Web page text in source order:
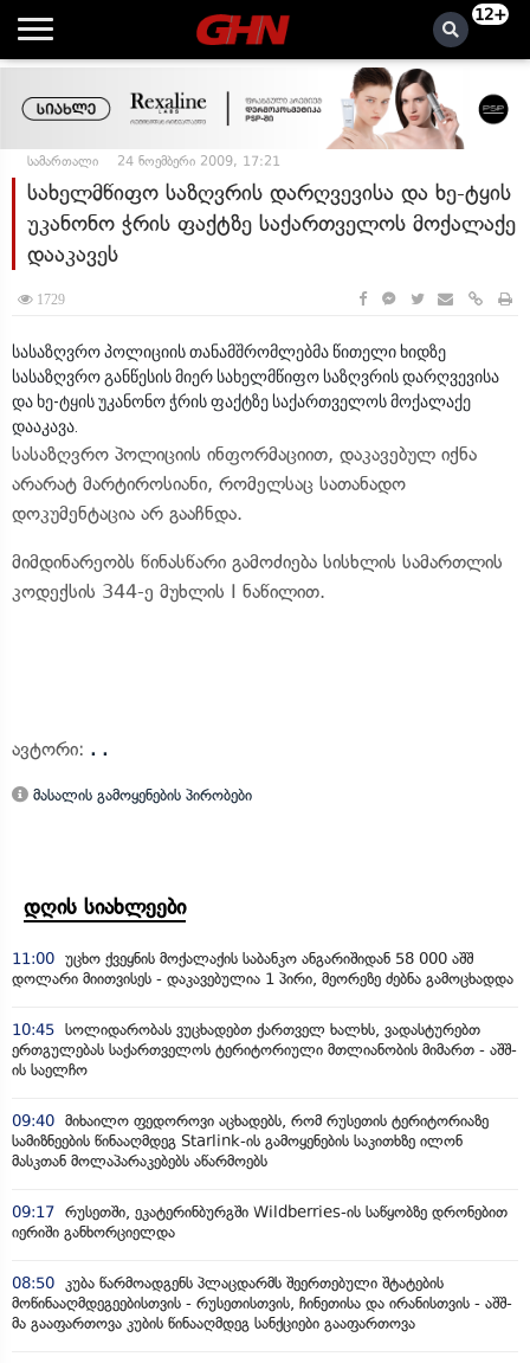
12+
სამართალი 24 ნოემბერი 2009, 17:21
სახელმწიფო საზღვრის დარღვევისა და ხე-ტყის
უკანონო ჭრის ფაქტზე საქართველოს მოქალაქე
დააკავეს
1729
სასაზღვრო პოლიციის თანამშრომლებმა წითელი ხიდზე
სასაზღვრო განწესის მიერ სახელმწიფო საზღვრის დარღვევისა
და ხე-ტყის უკანონო ჭრის ფაქტზე საქართველოს მოქალაქე
დააკავა.
სასაზღვრო პოლიციის ინფორმაციით, დაკავებულ იქნა
არარატ მარტიროსიანი, რომელსაც სათანადო
დოკუმენტაცია არ გააჩნდა.
მიმდინარეობს წინასწარი გამოძიება სისხლის სამართლის
კოდექსის 344-ე მუხლის I ნაწილით.
ავტორი: . .
მასალის გამოყენების პირობები
დღის სიახლეები
11:00 უცხო ქვეყნის მოქალაქის საბანკო ანგარიშიდან 58 000 აშშ
დოლარი მიითვისეს - დაკავებულია 1 პირი, მეორეზე ძებნა გამოცხადდა
10:45 სოლიდარობას ვუცხადებთ ქართველ ხალხს, ვადასტურებთ
ერთგულებას საქართველოს ტერიტორიული მთლიანობის მიმართ - აშშ-
ის საელჩო
09:40 მიხაილო ფედოროვი აცხადებს, რომ რუსეთის ტერიტორიაზე
სამიზნეების წინააღმდეგ Starlink-ის გამოყენების საკითხზე ილონ
მასკთან მოლაპარაკებებს აწარმოებს
09:17 რუსეთში, ეკატერინბურგში Wildberries-ის საწყობზე დრონებით
იერიში განხორციელდა
08:50 კუბა წარმოადგენს პლაცდარმს შეერთებული შტატების
მოწინააღმდეგეებისთვის - რუსეთისთვის, ჩინეთისა და ირანისთვის - აშშ-
მა გააფართოვა კუბის წინააღმდეგ სანქციები გააფართოვა